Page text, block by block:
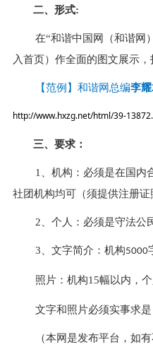
二、形式:
在“和谐中国网（和谐网
入首页）作全面的图文展示，
【范例】和谐网总编李
http://www.hxzg.net/html/39-
三、要求：
1、机构：必须是在国内
社团机构均可（须提供注册证
2、个人：必须是守法公
3、文字简介：机构5000
照片：机构15幅以内，个
文字和照片必须实事求是
（本网是发布平台，如